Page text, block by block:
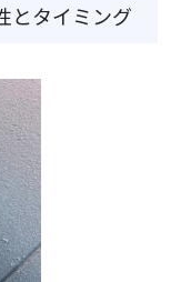
とタイミング